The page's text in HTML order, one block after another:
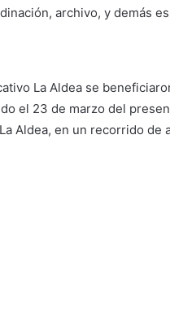
archivo, y demás
La Aldea se
el 23 de marzo del
Aldea, en un recorrido de